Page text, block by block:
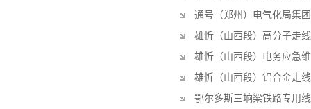
通号（郑州）电气化局集
雄忻（山西段）高分子走
雄忻（山西段）电务应急
雄忻（山西段）铝合金走
鄂尔多斯三垧梁铁路专用